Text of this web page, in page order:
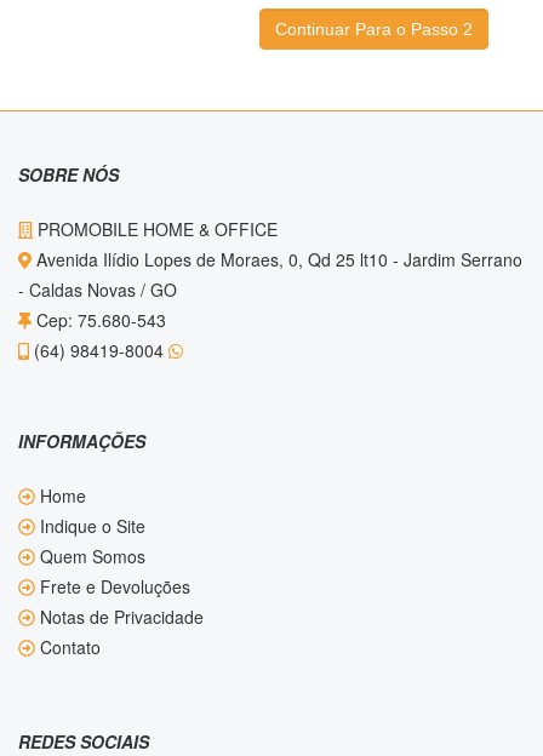
SOBRE NÓS
PROMOBILE HOME & OFFICE
Avenida Ilídio Lopes de Moraes, 0, Qd 25 lt10 - Jardim Serrano
- Caldas Novas / GO
Cep: 75.680-543
(64) 98419-8004
INFORMAÇÕES
Home
Indique o Site
Quem Somos
Frete e Devoluções
Notas de Privacidade
Contato
REDES SOCIAIS